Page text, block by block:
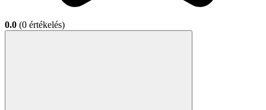
0.0 (0 értékelés)